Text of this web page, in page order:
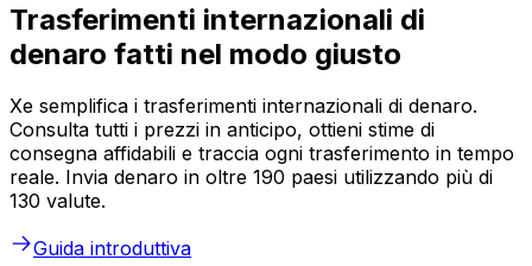
Trasferimenti internazionali di
denaro fatti nel modo giusto
Xe semplifica i trasferimenti internazionali di denaro.
Consulta tutti i prezzi in anticipo, ottieni stime di
consegna affidabili e traccia ogni trasferimento in tempo
reale. Invia denaro in oltre 190 paesi utilizzando più di
130 valute.
Guida introduttiva